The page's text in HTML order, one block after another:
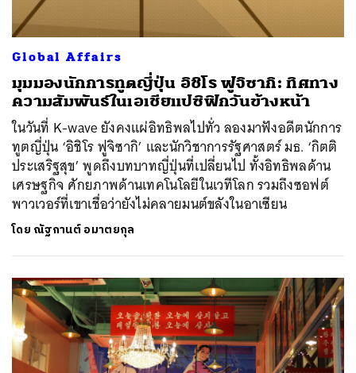
Global Affairs
มุมมองนักการทูตญี่ปุ่น อิชิโร ฟูจิซากิ: ทิศทาง
ความสัมพันธ์ในเอเชียแปซิฟิกวันข้างหน้า
ในวันที่ K-wave ยังคงแผ่อิทธิพลไปทั่ว ลองมาฟังอดีตนักการ
ทูตญี่ปุ่น ‘อิชิโร ฟูจิซากิ’ และนักวิชาการรัฐศาสตร์ มธ. ‘กิตติ
ประเสริฐสุข’ พูดถึงบทบาทญี่ปุ่นที่เปลี่ยนไป ทั้งอิทธิพลด้าน
เศรษฐกิจ ศักยภาพด้านเทคโนโลยีในเวทีโลก รวมถึงซอฟต์
พาวเวอร์ที่เขาเชื่อว่ายังไม่คลายมนต์ขลังในอาเซียน
โดย ณัฐกานต์ อมาตยกุล